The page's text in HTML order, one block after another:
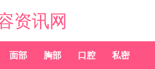
资讯网
面部 胸部 口腔 私密